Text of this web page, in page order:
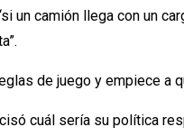
un camión llega con un
de juego y empiece a
cuál sería su política